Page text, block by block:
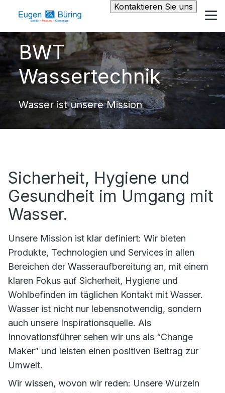
Kontaktieren Sie uns
BWT
Wassertechnik
Wasser ist unsere Mission
Sicherheit, Hygiene und
Gesundheit im Umgang mit
Wasser.
Unsere Mission ist klar definiert: Wir bieten
Produkte, Technologien und Services in allen
Bereichen der Wasseraufbereitung an, mit einem
klaren Fokus auf Sicherheit, Hygiene und
Wohlbefinden im täglichen Kontakt mit Wasser.
Wasser ist nicht nur lebensnotwendig, sondern
auch unsere Inspirationsquelle. Als
Innovationsführer sehen wir uns als “Change
Maker” und leisten einen positiven Beitrag zur
Umwelt.
Wir wissen, wovon wir reden: Unsere Wurzeln